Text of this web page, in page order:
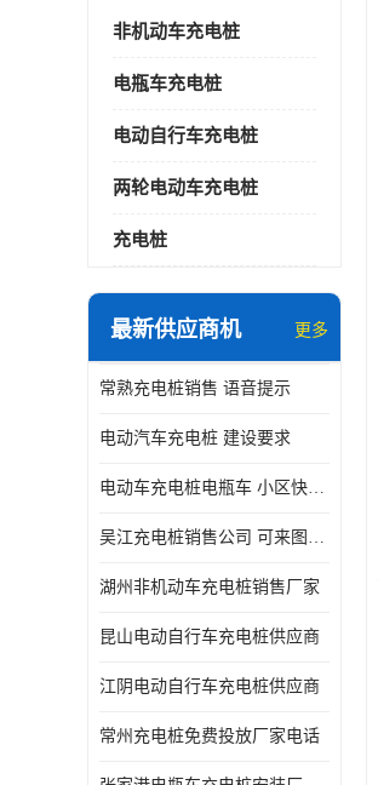
非机动车充电桩
电瓶车充电桩
电动自行车充电桩
两轮电动车充电桩
充电桩
最新供应商机 更多
常熟充电桩销售 语音提示
电动汽车充电桩 建设要求
电动车充电桩电瓶车 小区快速电动自行车充电站
吴江充电桩销售公司 可来图定制
湖州非机动车充电桩销售厂家
昆山电动自行车充电桩供应商
江阴电动自行车充电桩供应商
常州充电桩免费投放厂家电话